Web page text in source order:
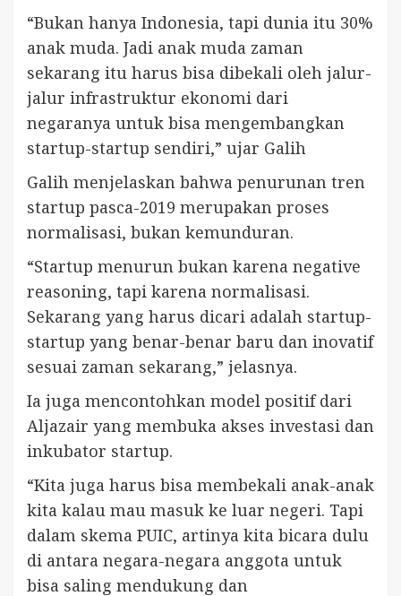
“Bukan hanya Indonesia, tapi dunia itu 30%
anak muda. Jadi anak muda zaman
sekarang itu harus bisa dibekali oleh jalur-
jalur infrastruktur ekonomi dari
negaranya untuk bisa mengembangkan
startup-startup sendiri,” ujar Galih
Galih menjelaskan bahwa penurunan tren
startup pasca-2019 merupakan proses
normalisasi, bukan kemunduran.
“Startup menurun bukan karena negative
reasoning, tapi karena normalisasi.
Sekarang yang harus dicari adalah startup-
startup yang benar-benar baru dan inovatif
sesuai zaman sekarang,” jelasnya.
Ia juga mencontohkan model positif dari
Aljazair yang membuka akses investasi dan
inkubator startup.
“Kita juga harus bisa membekali anak-anak
kita kalau mau masuk ke luar negeri. Tapi
dalam skema PUIC, artinya kita bicara dulu
di antara negara-negara anggota untuk
bisa saling mendukung dan